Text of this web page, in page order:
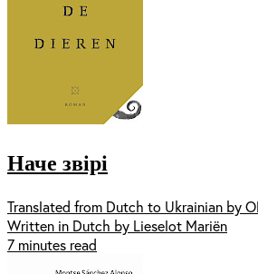
Наче звірі
Translated from Dutch to Ukrainian by
Written in Dutch by Lieselot Mariën
7 minutes read